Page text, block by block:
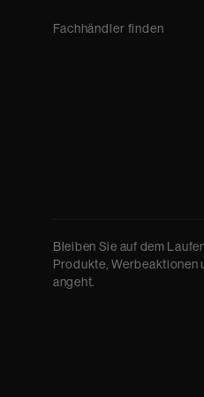
Fachhändler finden
Bleiben Sie auf dem
Produkte, Werbeaktionen
angeht.